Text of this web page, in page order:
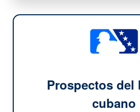
Prospectos del
cubano